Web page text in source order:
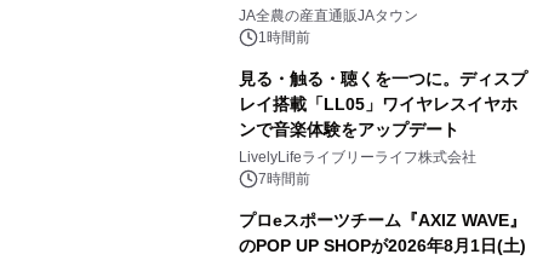
販売！～毎月１０日の定例企画～
JA全農の産直通販JAタウン
1時間前
見る・触る・聴くを一つに。ディスプ
レイ搭載「LL05」ワイヤレスイヤホ
ンで音楽体験をアップデート
LivelyLifeライブリーライフ株式会社
7時間前
プロeスポーツチーム『AXIZ WAVE』
のPOP UP SHOPが2026年8月1日(土)